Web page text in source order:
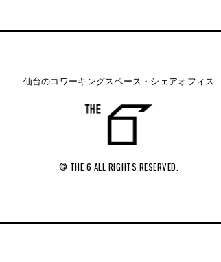
仙台のコワーキングスペース・シェアオフィス
© THE 6 ALL RIGHTS RESERVED.